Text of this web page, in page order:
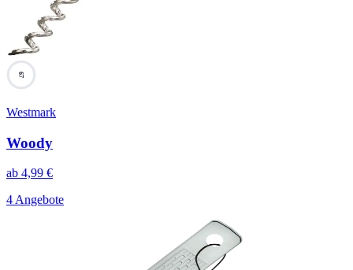
67
Westmark
Woody
ab 4,99 €
4 Angebote